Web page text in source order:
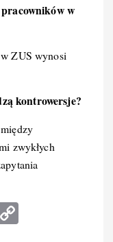
w
ZUS wynosi
kontrowersje?
zwykłych